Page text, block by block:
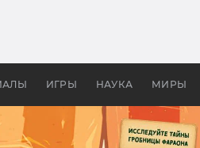
ИГРЫ НАУКА МИРЫ
апокалипсис, в